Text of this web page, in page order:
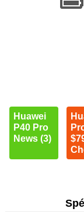
Huawei
P40 Pro
News (3)